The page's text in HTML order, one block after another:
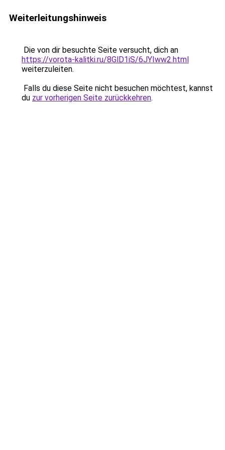
Weiterleitungshinweis
Die von dir besuchte Seite versucht, dich an
https://vorota-kalitki.ru/8GlD1iS/6JYIww2.html
weiterzuleiten.
Falls du diese Seite nicht besuchen möchtest, kannst
du zur vorherigen Seite zurückkehren.